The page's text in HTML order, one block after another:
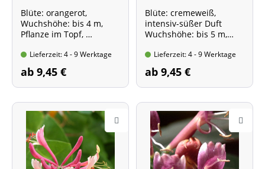
Scarlett'
Blüte: orangerot,
Wuchshöhe: bis 4 m,
Pflanze im Topf,
cm hoch
Lieferzeit: 4 - 9 Werktage
ab 9,45 €
Blüte: cremeweiß,
intensiv-süßer Duft
Wuchshöhe: bis 5 m,
mind. 2 Triebe, 60-100
cm hoch
Lieferzeit: 4 - 9 Werktage
ab 9,45 €